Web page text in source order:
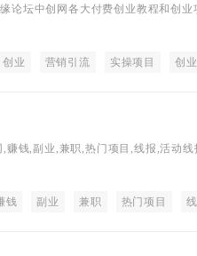
论坛中创网各大付费创业教程和创业
，淘宝电商营销教程，SEO技术、短
创业 营销引流 实操项目 创
平台 内容创作 网络赚钱 网
赚钱,副业,兼职,热门项目,线报,活动线
,有奖活动,支付宝红包,微信红包,影视
钱 副业 兼职 热门项目